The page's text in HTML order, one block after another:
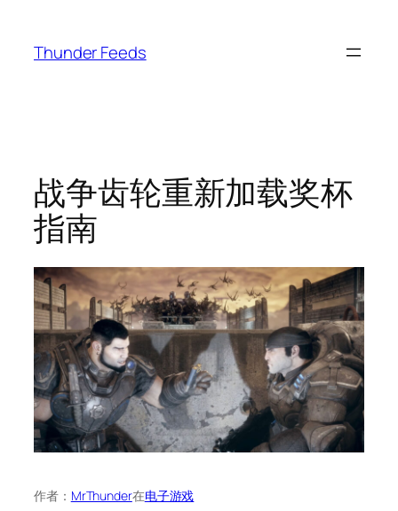
Thunder Feeds
战争齿轮重新加载奖杯
指南
作者： MrThunder在电子游戏